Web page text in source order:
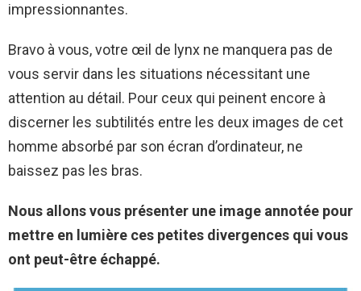
impressionnantes.
Bravo à vous, votre œil de lynx ne manquera pas de
vous servir dans les situations nécessitant une
attention au détail. Pour ceux qui peinent encore à
discerner les subtilités entre les deux images de cet
homme absorbé par son écran d’ordinateur, ne
baissez pas les bras.
Nous allons vous présenter une image annotée pour
mettre en lumière ces petites divergences qui vous
ont peut-être échappé.